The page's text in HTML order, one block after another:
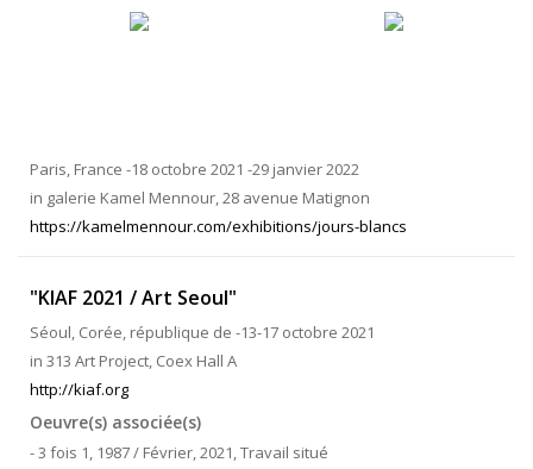
Paris, France -18 octobre 2021 -29 janvier 2022
in galerie Kamel Mennour, 28 avenue Matignon
https://kamelmennour.com/exhibitions/jours-blancs
"KIAF 2021 / Art Seoul"
Séoul, Corée, république de -13-17 octobre 2021
in 313 Art Project, Coex Hall A
http://kiaf.org
Oeuvre(s) associée(s)
- 3 fois 1, 1987 / Février, 2021, Travail situé